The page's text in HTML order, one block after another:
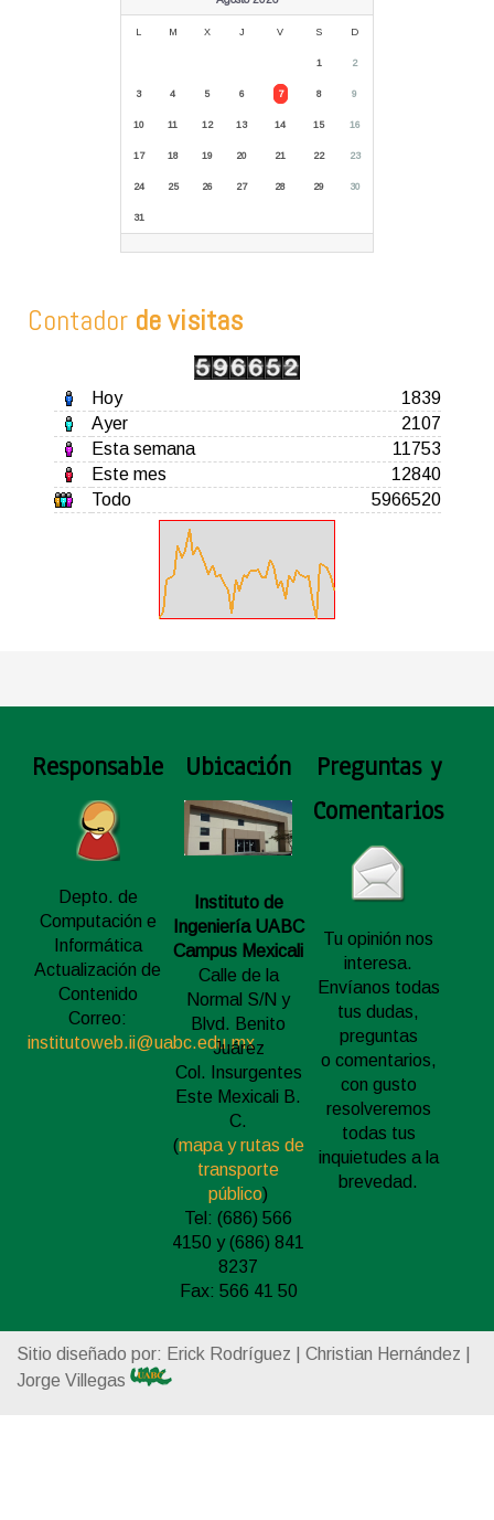
L M X J V S D
1 2
3 4 5 6 7 8 9
10 11 12 13 14 15 16
17 18 19 20 21 22 23
24 25 26 27 28 29 30
31
Contador de visitas
Hoy
1839
Ayer
2107
Esta semana
11753
Este mes
12840
Todo
5966520
Responsable
Depto. de
Computación e
Informática
Actualización de
Contenido
Correo:
institutoweb.ii@uabc.edu.mx
Ubicación
Instituto de
Ingeniería UABC
Campus Mexicali
Calle de la
Normal S/N y
Blvd. Benito
Juárez
Col. Insurgentes
Este Mexicali B.
C.
(mapa y rutas de
transporte
público)
Tel: (686) 566
4150 y (686) 841
8237
Fax: 566 41 50
Preguntas y
Comentarios
Tu opinión nos
interesa.
Envíanos todas
tus dudas,
preguntas
o comentarios,
con gusto
resolveremos
todas tus
inquietudes a la
brevedad.
Sitio diseñado por: Erick Rodríguez | Christian Hernández |
Jorge Villegas